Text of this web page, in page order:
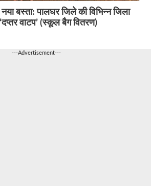
बस्ता: पालघर जिले की विभिन्न जिला
वाटप’ (स्कूल बैग वितरण)
---Advertisement---